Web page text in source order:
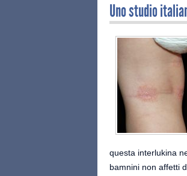
Uno studio
questa interlukina
bamnini non affetti